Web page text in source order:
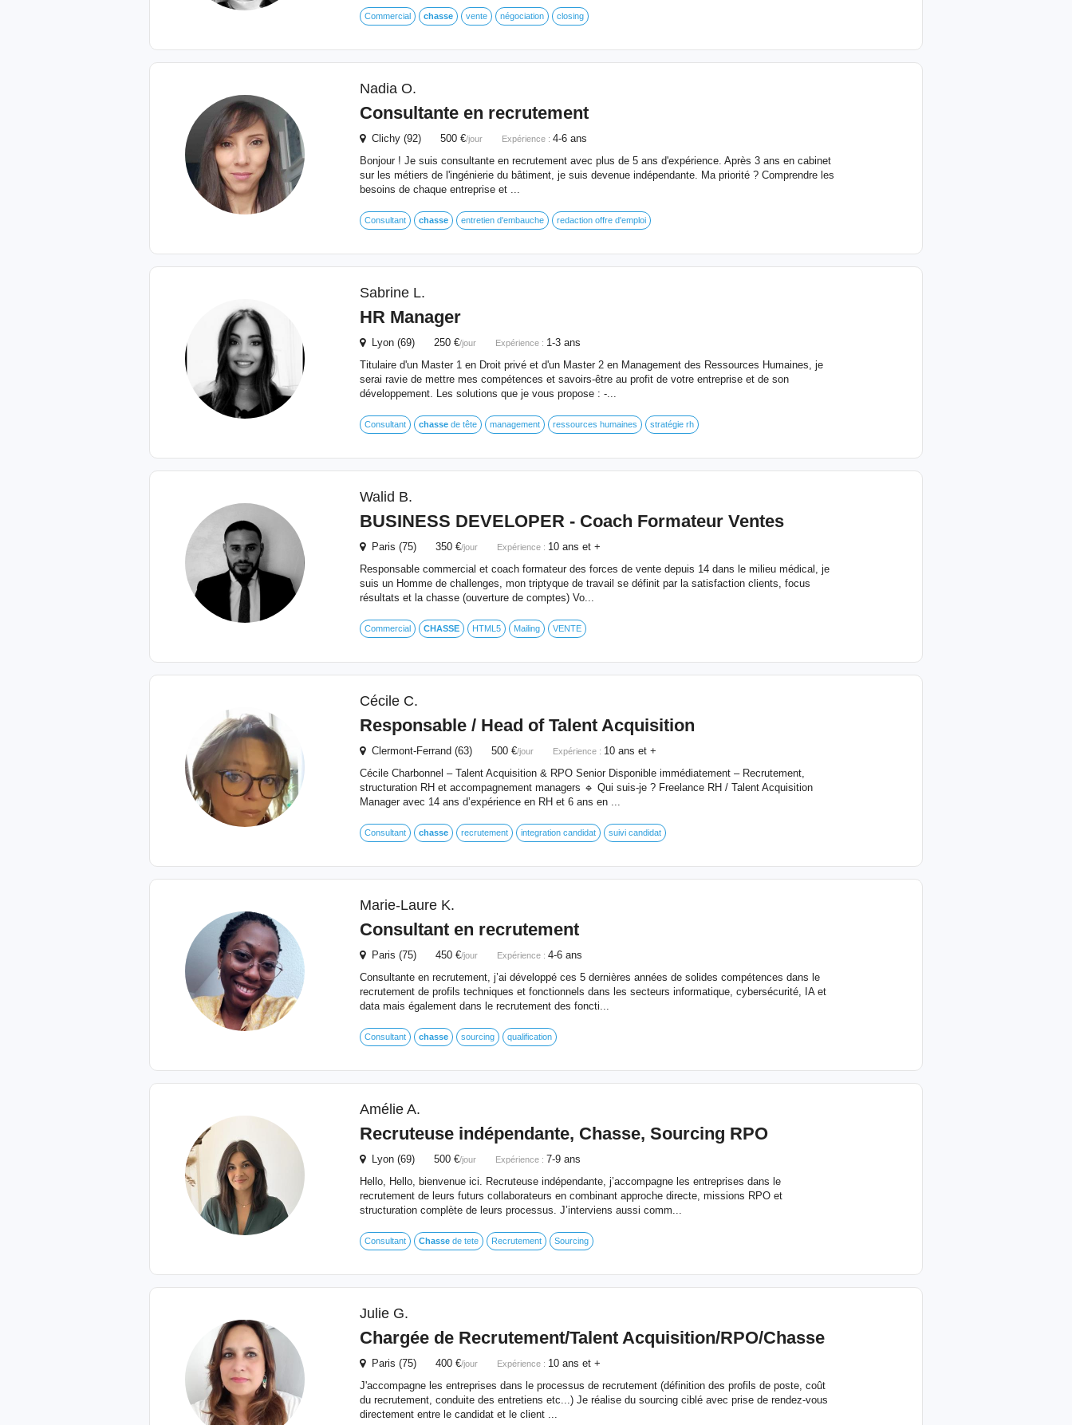
Commercial chasse vente négociation closing
Nadia O.
Consultante en recrutement
Clichy (92) 500 €/jour Expérience : 4-6 ans
Bonjour ! Je suis consultante en recrutement avec plus de 5 ans d'expérience. Après 3 ans en cabinet
sur les métiers de l'ingénierie du bâtiment, je suis devenue indépendante. Ma priorité ? Comprendre les
besoins de chaque entreprise et ...
Consultant chasse entretien d'embauche redaction offre d'emploi
Sabrine L.
HR Manager
Lyon (69) 250 €/jour Expérience : 1-3 ans
Titulaire d'un Master 1 en Droit privé et d'un Master 2 en Management des Ressources Humaines, je
serai ravie de mettre mes compétences et savoirs-être au profit de votre entreprise et de son
développement. Les solutions que je vous propose : -...
Consultant chassede tête management ressources humaines stratégie rh
Walid B.
BUSINESS DEVELOPER - Coach Formateur Ventes
Paris (75) 350 €/jour Expérience : 10 ans et +
Responsable commercial et coach formateur des forces de vente depuis 14 dans le milieu médical, je
suis un Homme de challenges, mon triptyque de travail se définit par la satisfaction clients, focus
résultats et la chasse (ouverture de comptes) Vo...
Commercial CHASSE HTML5 Mailing VENTE
Cécile C.
Responsable / Head of Talent Acquisition
Clermont-Ferrand (63) 500 €/jour Expérience : 10 ans et +
Cécile Charbonnel – Talent Acquisition & RPO Senior Disponible immédiatement – Recrutement,
structuration RH et accompagnement managers 🔹 Qui suis-je ? Freelance RH / Talent Acquisition
Manager avec 14 ans d’expérience en RH et 6 ans en ...
Consultant chasse recrutement integration candidat suivi candidat
Marie-Laure K.
Consultant en recrutement
Paris (75) 450 €/jour Expérience : 4-6 ans
Consultante en recrutement, j’ai développé ces 5 dernières années de solides compétences dans le
recrutement de profils techniques et fonctionnels dans les secteurs informatique, cybersécurité, IA et
data mais également dans le recrutement des foncti...
Consultant chasse sourcing qualification
Amélie A.
Recruteuse indépendante, Chasse, Sourcing RPO
Lyon (69) 500 €/jour Expérience : 7-9 ans
Hello, Hello, bienvenue ici. Recruteuse indépendante, j’accompagne les entreprises dans le
recrutement de leurs futurs collaborateurs en combinant approche directe, missions RPO et
structuration complète de leurs processus. J’interviens aussi comm...
Consultant Chassede tete Recrutement Sourcing
Julie G.
Chargée de Recrutement/Talent Acquisition/RPO/Chasse
Paris (75) 400 €/jour Expérience : 10 ans et +
J'accompagne les entreprises dans le processus de recrutement (définition des profils de poste, coût
du recrutement, conduite des entretiens etc...) Je réalise du sourcing ciblé avec prise de rendez-vous
directement entre le candidat et le client ...